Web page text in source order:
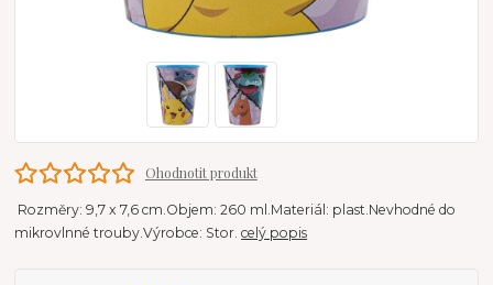
Ohodnotit produkt
Rozměry: 9,7 x 7,6 cm.Objem: 260 ml.Materiál: plast.Nevhodné do
mikrovlnné trouby.Výrobce: Stor.celý popis